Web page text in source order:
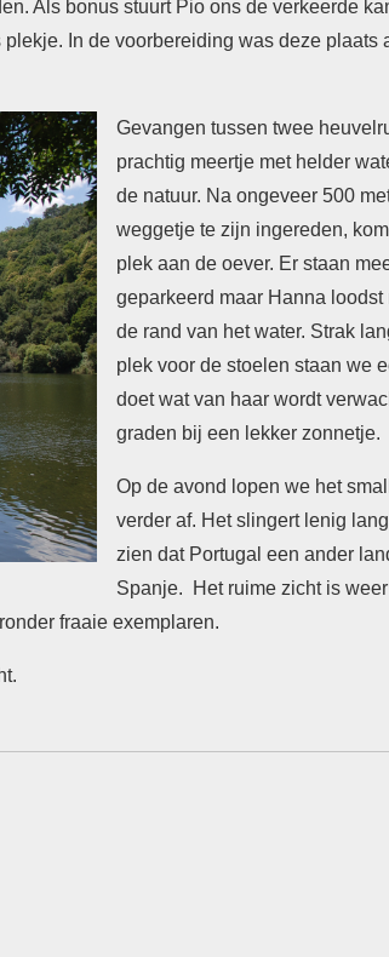
Als bonus stuurt Pio ons de verkeerde
In de voorbereiding was deze plaats
Gevangen tussen twee
prachtig meertje met helder
de natuur. Na ongeveer 500
weggetje te zijn ingereden,
plek aan de oever. Er staan
geparkeerd maar Hanna
de rand van het water. Strak
plek voor de stoelen staan we
doet wat van haar wordt
graden bij een lekker zonnetje.
Op de avond lopen we het
verder af. Het slingert lenig
zien dat Portugal een ander
Spanje. Het ruime zicht is
fraaie exemplaren.